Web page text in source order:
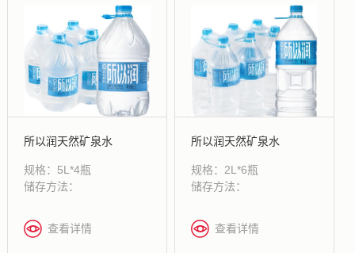
所以润天然矿泉水
规格：5L*4瓶
储存方法：
查看详情
所以润天然矿泉水
规格：2L*6瓶
储存方法：
查看详情